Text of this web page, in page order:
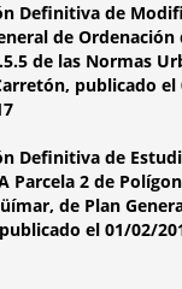
Definitiva de
de Ordenación
de las Normas
publicado
Definitiva de
Parcela 2 de
de Plan
el 01/02/